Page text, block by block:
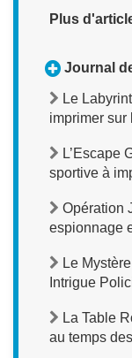
Plus
Journal
Le
imprimer sur
L’Escape
sportive à
Opération
espionnage
Le
Intrigue
La Table
au temps